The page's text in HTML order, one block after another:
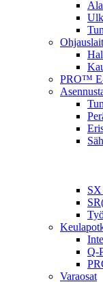
PRO™
Q-
Varaosat